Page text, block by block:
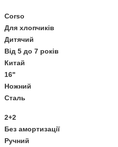
Corso
Для хлопчиків
Дитячий
Від 5 до 7 років
Китай
16"
Ножний
Сталь
2+2
Без амортизації
Ручний